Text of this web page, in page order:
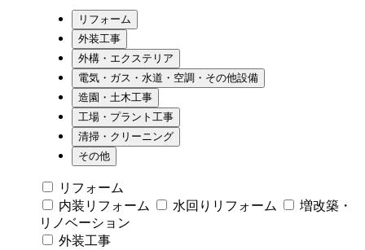
リフォーム
外装工事
外構・エクステリア
電気・ガス・水道・空調・その他設備
造園・土木工事
工場・プラント工事
清掃・クリーニング
その他
リフォーム
内装リフォーム
水回りリフォーム
増改築・
リノベーション
外装工事